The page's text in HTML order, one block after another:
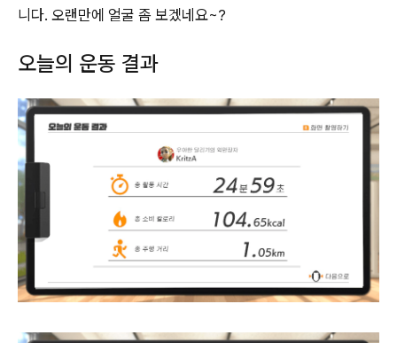
니다. 오랜만에 얼굴 좀 보겠네요~?
오늘의 운동 결과